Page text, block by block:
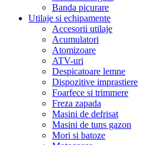
Banda picurare
Utilaje si echipamente
Accesorii utilaje
Acumulatori
Atomizoare
ATV-uri
Despicatoare lemne
Dispozitive imprastiere
Foarfece si trimmere
Freza zapada
Masini de defrisat
Masini de tuns gazon
Mori si batoze